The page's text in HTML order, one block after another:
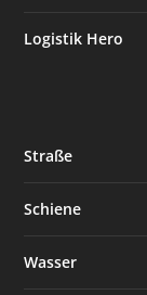
Logistik Hero
Straße
Schiene
Wasser